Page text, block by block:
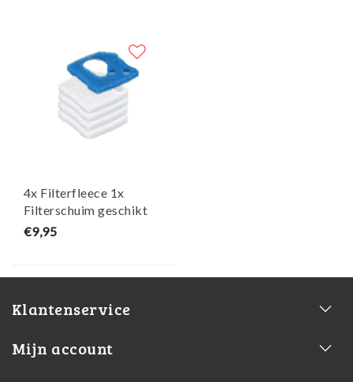
4x Filterfleece 1x
Filterschuim geschikt
voor eheim professionel
€9,95
Klantenservice
Mijn account